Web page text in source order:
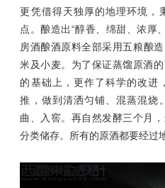
更凭借得天独厚的地理环境，
点。酿造出“醇香、绵甜、浓厚
房酒酿酒原料全部采用五粮酿
米及小麦。为了保证蒸馏原酒
的基础上，更作了科学的改进
推，做到清洒匀铺、混蒸混烧
曲、入窖。再自然发酵三个月
分类储存。所有的原酒都要经过